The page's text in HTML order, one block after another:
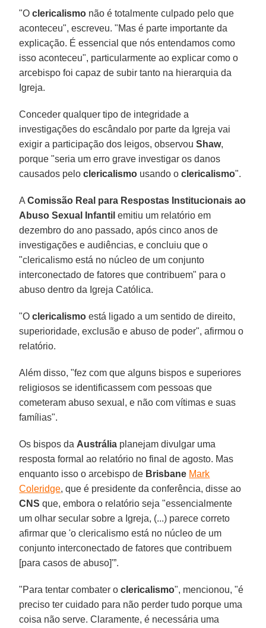
"Oclericalismo não é totalmente culpado pelo que
aconteceu", escreveu. "Mas é parte importante da
explicação. É essencial que nós entendamos como
isso aconteceu", particularmente ao explicar como o
arcebispo foi capaz de subir tanto na hierarquia da
Igreja.
Conceder qualquer tipo de integridade a
investigações do escândalo por parte da Igreja vai
exigir a participação dos leigos, observouShaw,
porque "seria um erro grave investigar os danos
causados peloclericalismo usando oclericalismo".
AComissão Real para Respostas Institucionais ao
Abuso Sexual Infantil emitiu um relatório em
dezembro do ano passado, após cinco anos de
investigações e audiências, e concluiu que o
"clericalismo está no núcleo de um conjunto
interconectado de fatores que contribuem" para o
abuso dentro da Igreja Católica.
"Oclericalismo está ligado a um sentido de direito,
superioridade, exclusão e abuso de poder", afirmou o
relatório.
Além disso, "fez com que alguns bispos e superiores
religiosos se identificassem com pessoas que
cometeram abuso sexual, e não com vítimas e suas
famílias".
Os bispos da Austrália planejam divulgar uma
resposta formal ao relatório no final de agosto. Mas
enquanto isso o arcebispo de Brisbane Mark
Coleridge, que é presidente da conferência, disse ao
CNS que, embora o relatório seja "essencialmente
um olhar secular sobre a Igreja, (...) parece correto
afirmar que 'o clericalismo está no núcleo de um
conjunto interconectado de fatores que contribuem
[para casos de abuso]'”.
"Para tentar combater oclericalismo", mencionou, "é
preciso ter cuidado para não perder tudo porque uma
coisa não serve. Claramente, é necessária uma